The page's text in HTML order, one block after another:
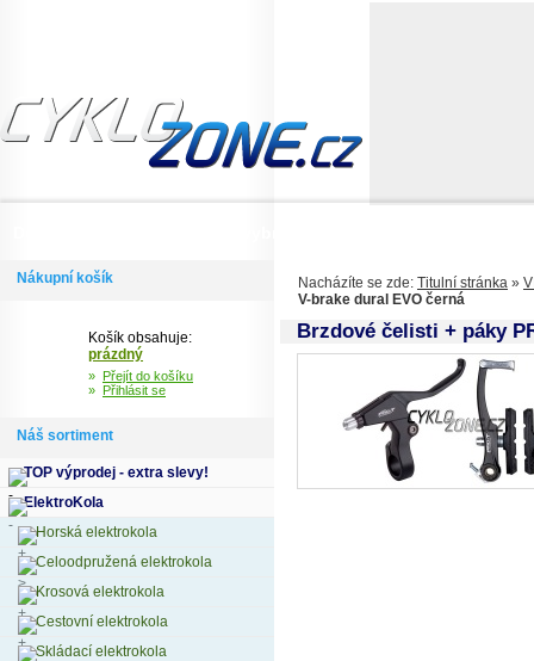
Nacházíte se zde: Titulní stránka »
V-brake dural EVO černá
Brzdové čelisti + páky
Nákupní košík
Košík obsahuje:
prázdný
» Přejít do košíku
» Přihlásit se
Náš sortiment
TOP výprodej - extra slevy!
ElektroKola
Horská elektrokola
Celoodpružená elektrokola
Krosová elektrokola
Cestovní elektrokola
Skládací elektrokola